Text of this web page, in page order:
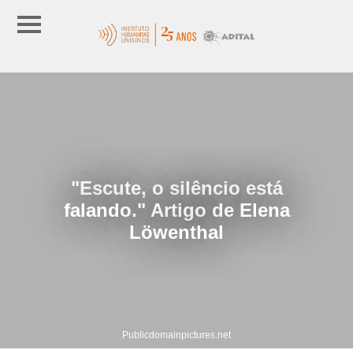
"Escute, o silêncio está
falando." Artigo de Elena
Löwenthal
Publicdomainpictures.net